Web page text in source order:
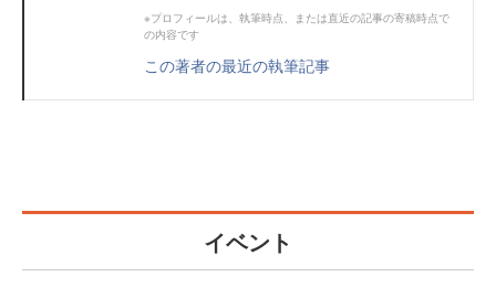
※プロフィールは、執筆時点、または直近の記事の寄稿時点で
の内容です
この著者の最近の執筆記事
イベント